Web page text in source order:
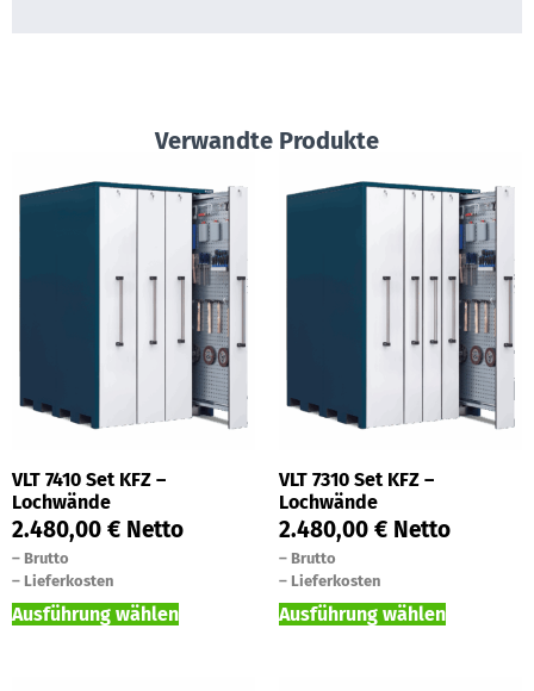
Verwandte Produkte
VLT 7410 Set KFZ –
Lochwände
2.480,00 € Netto
– Brutto
– Lieferkosten
Ausführung wählen
VLT 7310 Set KFZ –
Lochwände
2.480,00 € Netto
– Brutto
– Lieferkosten
Ausführung wählen